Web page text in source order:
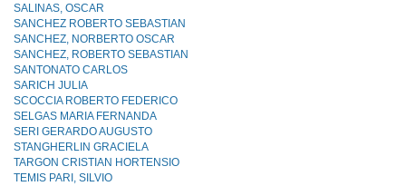
SALINAS, OSCAR
SANCHEZ ROBERTO SEBASTIAN
SANCHEZ, NORBERTO OSCAR
SANCHEZ, ROBERTO SEBASTIAN
SANTONATO CARLOS
SARICH JULIA
SCOCCIA ROBERTO FEDERICO
SELGAS MARIA FERNANDA
SERI GERARDO AUGUSTO
STANGHERLIN GRACIELA
TARGON CRISTIAN HORTENSIO
TEMIS PARI, SILVIO